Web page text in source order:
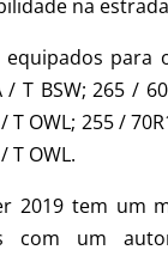
na
equipados para
T BSW; 265 /
T OWL; 255 /
T OWL.
2019 tem um
com um